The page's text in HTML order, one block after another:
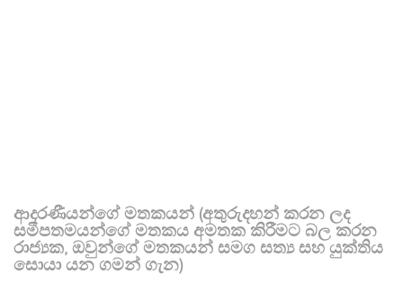
ආදරණීයන්ගේ මතකයන් (අතුරුදහන් කරන ලද
සමීපතමයන්ගේ මතකය අමතක කිරීමට බල කරන
රාජ්‍යක, ඔවුන්ගේ මතකයන් සමග සත්‍ය සහ යුක්තිය
සොයා යන ගමන් ගැන)